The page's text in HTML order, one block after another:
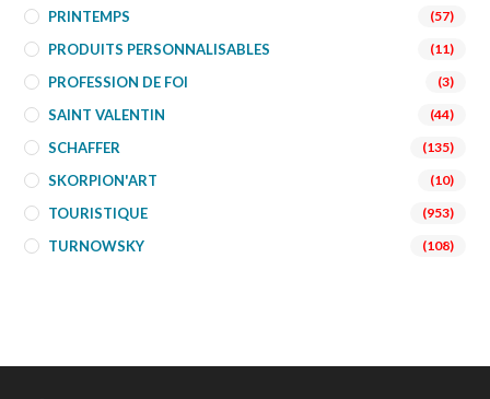
PRINTEMPS (57)
PRODUITS PERSONNALISABLES (11)
PROFESSION DE FOI (3)
SAINT VALENTIN (44)
SCHAFFER (135)
SKORPION'ART (10)
TOURISTIQUE (953)
TURNOWSKY (108)